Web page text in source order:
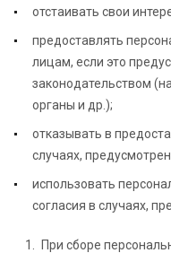
отстаивать свои
предоставлять
лицам, если это
законодательством
органы и др.);
отказывать в
случаях,
использовать
согласия в случаях,
При сборе